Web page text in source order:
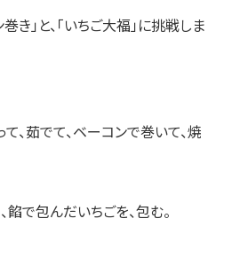
き」と、「いちご大福」に挑戦しま
、茹でて、ベーコンで巻いて、焼
で包んだいちごを、包む。